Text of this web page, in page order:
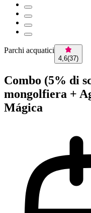
Parchi acquatici
4,6(37)
Combo (5% di
mongolfiera +
Mágica